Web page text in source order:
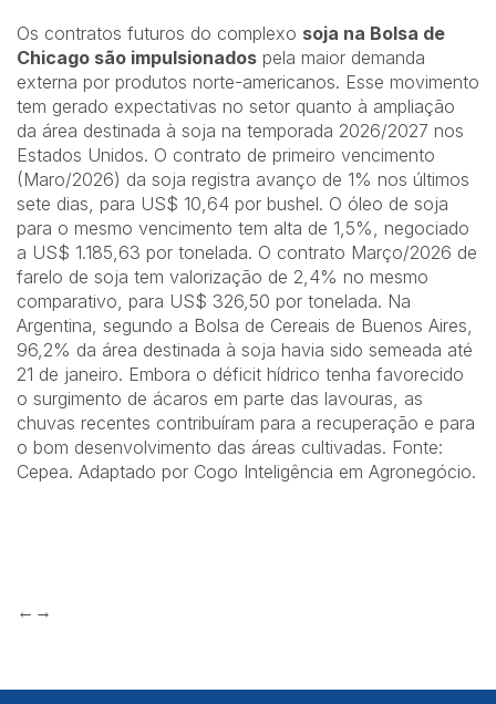
Os contratos futuros do complexo soja na Bolsa de
Chicago são impulsionados pela maior demanda
externa por produtos norte-americanos. Esse movimento
tem gerado expectativas no setor quanto à ampliação
da área destinada à soja na temporada 2026/2027 nos
Estados Unidos. O contrato de primeiro vencimento
(Maro/2026) da soja registra avanço de 1% nos últimos
sete dias, para US$ 10,64 por bushel. O óleo de soja
para o mesmo vencimento tem alta de 1,5%, negociado
a US$ 1.185,63 por tonelada. O contrato Março/2026 de
farelo de soja tem valorização de 2,4% no mesmo
comparativo, para US$ 326,50 por tonelada. Na
Argentina, segundo a Bolsa de Cereais de Buenos Aires,
96,2% da área destinada à soja havia sido semeada até
21 de janeiro. Embora o déficit hídrico tenha favorecido
o surgimento de ácaros em parte das lavouras, as
chuvas recentes contribuíram para a recuperação e para
o bom desenvolvimento das áreas cultivadas. Fonte:
Cepea. Adaptado por Cogo Inteligência em Agronegócio.
←→